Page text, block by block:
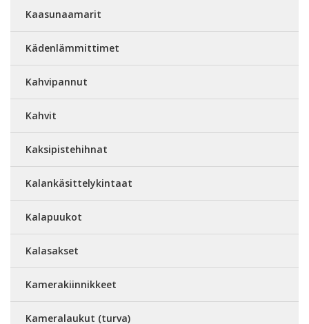
Kaasunaamarit
Kädenlämmittimet
Kahvipannut
Kahvit
Kaksipistehihnat
Kalankäsittelykintaat
Kalapuukot
Kalasakset
Kamerakiinnikkeet
Kameralaukut (turva)